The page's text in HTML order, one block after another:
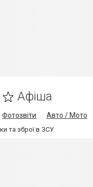
Афіша
Фотозвіти Авто / Мото
та зброї в ЗСУ